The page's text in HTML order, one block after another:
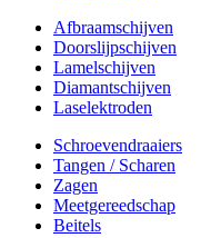
Afbraamschijven
Doorslijpschijven
Lamelschijven
Diamantschijven
Laselektroden
Schroevendraaiers
Tangen / Scharen
Zagen
Meetgereedschap
Beitels